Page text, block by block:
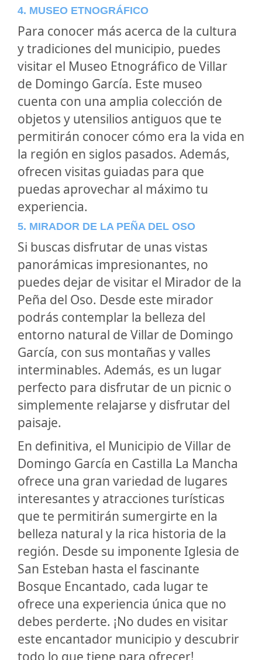
4. MUSEO ETNOGRÁFICO
Para conocer más acerca de la cultura
y tradiciones del municipio, puedes
visitar el Museo Etnográfico de Villar
de Domingo García. Este museo
cuenta con una amplia colección de
objetos y utensilios antiguos que te
permitirán conocer cómo era la vida en
la región en siglos pasados. Además,
ofrecen visitas guiadas para que
puedas aprovechar al máximo tu
experiencia.
5. MIRADOR DE LA PEÑA DEL OSO
Si buscas disfrutar de unas vistas
panorámicas impresionantes, no
puedes dejar de visitar el Mirador de la
Peña del Oso. Desde este mirador
podrás contemplar la belleza del
entorno natural de Villar de Domingo
García, con sus montañas y valles
interminables. Además, es un lugar
perfecto para disfrutar de un picnic o
simplemente relajarse y disfrutar del
paisaje.
En definitiva, el Municipio de Villar de
Domingo García en Castilla La Mancha
ofrece una gran variedad de lugares
interesantes y atracciones turísticas
que te permitirán sumergirte en la
belleza natural y la rica historia de la
región. Desde su imponente Iglesia de
San Esteban hasta el fascinante
Bosque Encantado, cada lugar te
ofrece una experiencia única que no
debes perderte. ¡No dudes en visitar
este encantador municipio y descubrir
todo lo que tiene para ofrecer!